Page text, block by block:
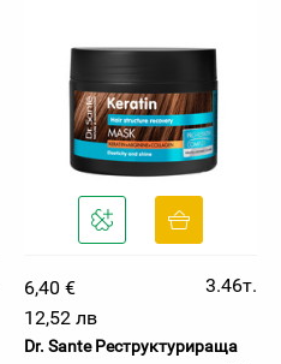
6,40 €
3.46т.
12,52 лв
Dr. Sante Реструктурираща